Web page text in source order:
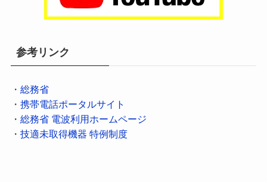
参考リンク
・ 総務省
・ 携帯電話ポータルサイト
・ 総務省 電波利用ホームページ
・ 技適未取得機器 特例制度